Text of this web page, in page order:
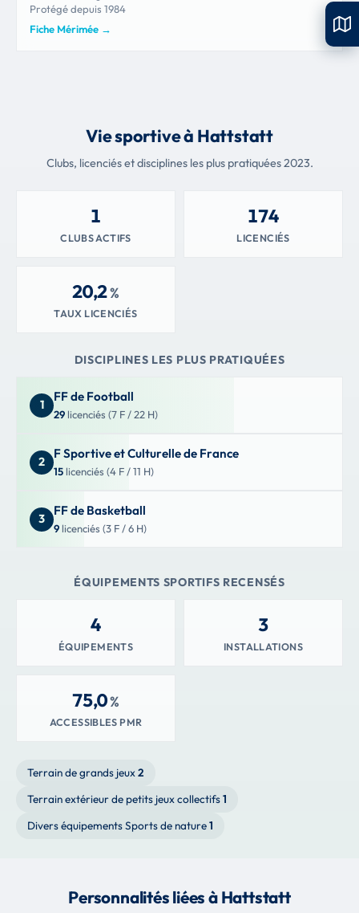
Protégé depuis 1984
Fiche Mérimée →
Vie sportive à Hattstatt
Clubs, licenciés et disciplines les plus pratiquées 2023.
1
CLUBS ACTIFS
174
LICENCIÉS
20,2%
TAUX LICENCIÉS
DISCIPLINES LES PLUS PRATIQUÉES
1
FF de Football
29 licenciés (7 F / 22 H)
2
F Sportive et Culturelle de France
15 licenciés (4 F / 11 H)
3
FF de Basketball
9 licenciés (3 F / 6 H)
ÉQUIPEMENTS SPORTIFS RECENSÉS
4
ÉQUIPEMENTS
3
INSTALLATIONS
75,0%
ACCESSIBLES PMR
Terrain de grands jeux2
Terrain extérieur de petits jeux collectifs1
Divers équipements Sports de nature1
Personnalités liées à Hattstatt